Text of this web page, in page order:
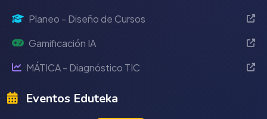
Planeo - Diseño de Cursos
Gamificación IA
MÁTICA - Diagnóstico TIC
Eventos Eduteka